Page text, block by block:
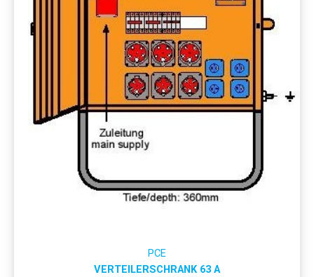
PCE
VERTEILERSCHRANK 63 A